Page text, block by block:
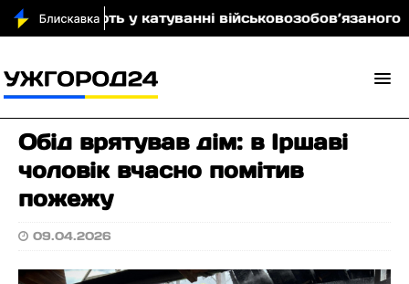
у катуванні військовозобов’язаного
Обід врятував дім: в Іршаві
чоловік вчасно помітив
пожежу
09.04.2026